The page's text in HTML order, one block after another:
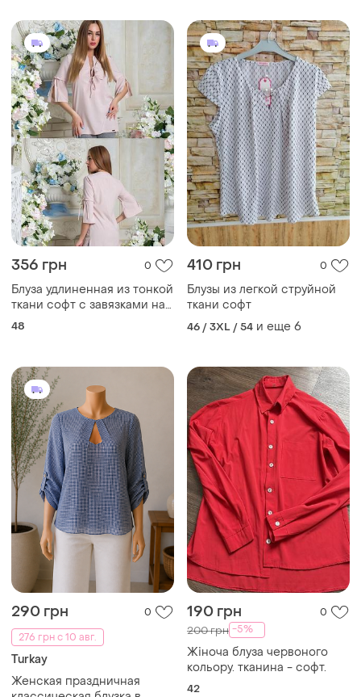
356 грн 0
Блуза удлиненная из тонкой
ткани софт с завязками на
декольте и рукавах р.48
48
410 грн 0
Блузы из легкой струйной
ткани софт
46 / 3XL / 54 и еще 6
290 грн
0
276 грн с 10 авг.
Turkay
Женская праздничная
190 грн 0
200 грн -5%
Жіноча блуза червоного
кольору. тканина - софт.
42